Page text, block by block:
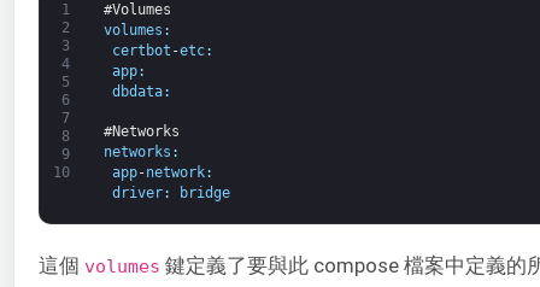
1
2
3
4
5
6
7
8
9
10
#Volumes
volumes :
certbot -etc:
app:
dbdata:
#Networks
networks :
app-network:
driver: bridge
這個 volumes 鍵定義了要與此 compose 檔案中定義的